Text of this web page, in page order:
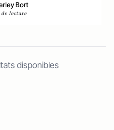
Bort
lecture
disponibles